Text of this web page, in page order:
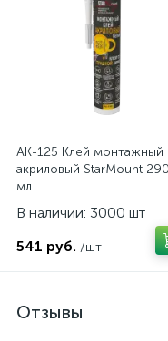
AK-125 Клей монтажный
акриловый StarMount 290
мл
В наличии: 3000 шт
541 руб. /шт
Отзывы